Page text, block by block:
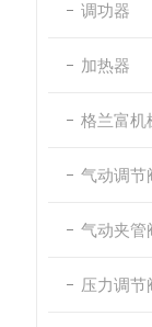
调功器
加热器
格兰富机
气动调节
气动夹管
压力调节